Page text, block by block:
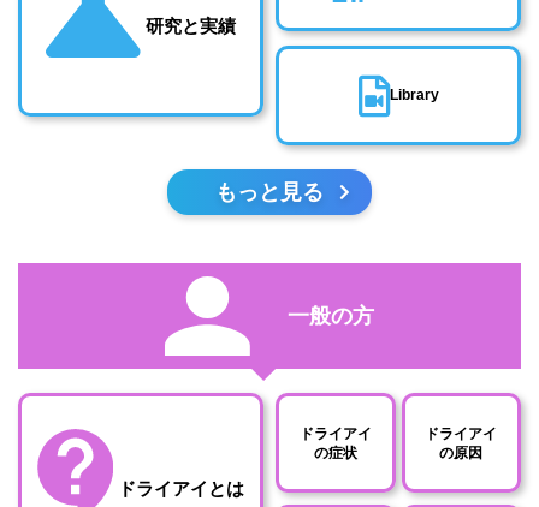
研究と実績
Library
もっと見る
一般の方
ドライアイとは
ドライアイ
の症状
ドライアイ
の原因